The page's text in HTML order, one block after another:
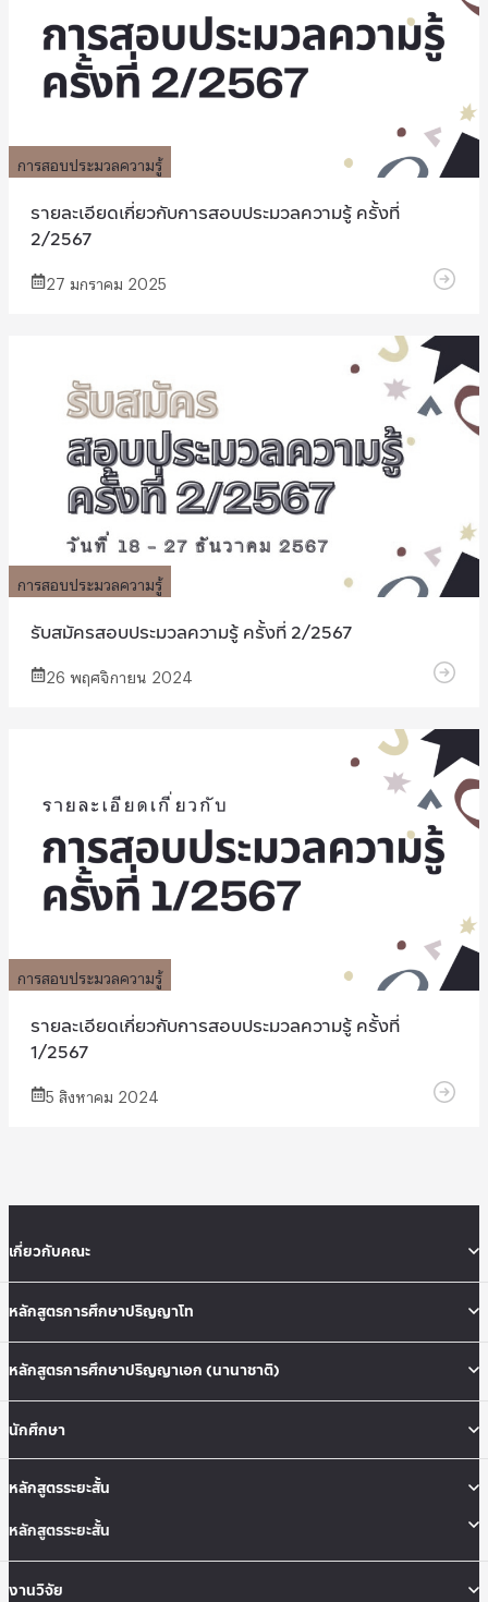
การสอบประมวลความรู้
รายละเอียดเกี่ยวกับการสอบประมวลความรู้ ครั้งที่
2/2567
27 มกราคม 2025
การสอบประมวลความรู้
รับสมัครสอบประมวลความรู้ ครั้งที่ 2/2567
26 พฤศจิกายน 2024
การสอบประมวลความรู้
รายละเอียดเกี่ยวกับการสอบประมวลความรู้ ครั้งที่
1/2567
5 สิงหาคม 2024
เกี่ยวกับคณะ
หลักสูตรการศึกษาปริญญาโท
หลักสูตรการศึกษาปริญญาเอก (นานาชาติ)
นักศึกษา
หลักสูตรระยะสั้น
หลักสูตรระยะสั้น
งานวิจัย